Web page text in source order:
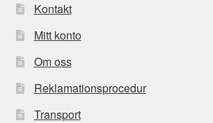
Kontakt
Mitt konto
Om oss
Reklamationsprocedur
Transport